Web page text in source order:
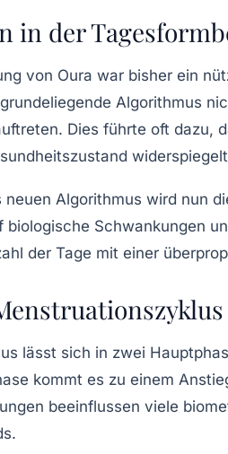
in der
von Oura war bisher ein
Algorithmus
Dies führte oft dazu,
neuen Algorithmus wird nun
Schwankungen
der Tage mit einer
lässt sich in zwei
kommt es zu einem
beeinflussen viele